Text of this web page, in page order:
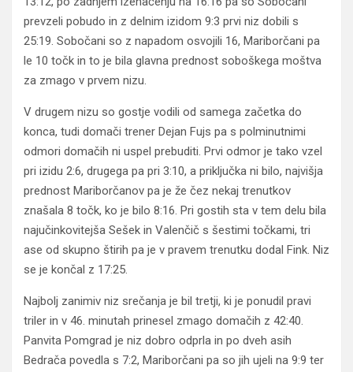
prevzeli pobudo in z delnim izidom 9:3 prvi niz dobili s
25:19. Sobočani so z napadom osvojili 16, Mariborčani pa
le 10 točk in to je bila glavna prednost soboškega moštva
za zmago v prvem nizu.
V drugem nizu so gostje vodili od samega začetka do
konca, tudi domači trener Dejan Fujs pa s polminutnimi
odmori domačih ni uspel prebuditi. Prvi odmor je tako vzel
pri izidu 2:6, drugega pa pri 3:10, a priključka ni bilo, najvišja
prednost Mariborčanov pa je že čez nekaj trenutkov
znašala 8 točk, ko je bilo 8:16. Pri gostih sta v tem delu bila
najučinkovitejša Sešek in Valenčič s šestimi točkami, tri
ase od skupno štirih pa je v pravem trenutku dodal Fink. Niz
se je končal z 17:25.
Najbolj zanimiv niz srečanja je bil tretji, ki je ponudil pravi
triler in v 46. minutah prinesel zmago domačih z 42:40.
Panvita Pomgrad je niz dobro odprla in po dveh asih
Bedrača povedla s 7:2, Mariborčani pa so jih ujeli na 9:9 ter